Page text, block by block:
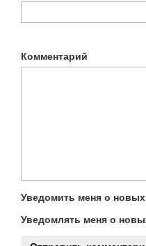
Комментарий
Уведомить меня о
Уведомлять меня о